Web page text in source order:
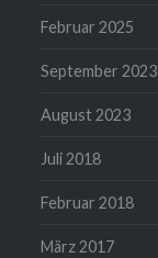
Februar 2025
September 2023
August 2023
Juli 2018
Februar 2018
März 2017